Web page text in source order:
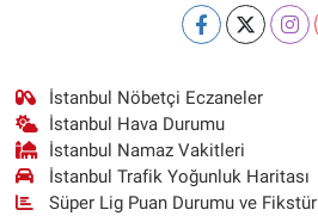
İstanbul Nöbetçi Eczaneler
İstanbul Hava Durumu
İstanbul Namaz Vakitleri
İstanbul Trafik Yoğunluk Haritası
Süper Lig Puan Durumu ve Fikstür